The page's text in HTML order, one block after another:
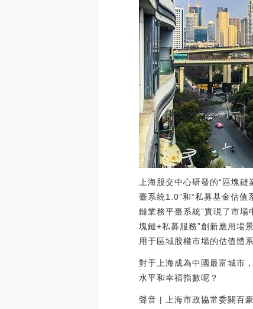
上海股交中心研發的“區塊
臺系統1.0”和“私募基金估
鏈業務平臺系統”實現了市場
塊鏈+私募服務”創新應用場
用于區域股權市場的估值體
對于上海成為中國最富城市
水平和幸福指數呢？
聲音 | 上海市政協常委關百